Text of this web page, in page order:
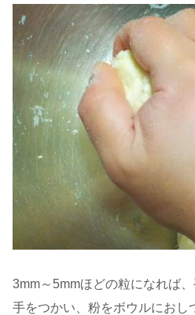
3mm～5mmほどの粒になれば
手をつかい、粉をボウルにおし